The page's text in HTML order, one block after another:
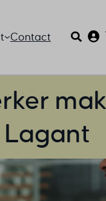
Contact